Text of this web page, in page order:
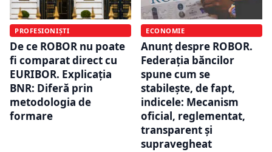
PROFESIONIȘTI
De ce ROBOR nu poate
fi comparat direct cu
EURIBOR. Explicația
BNR: Diferă prin
metodologia de
formare
ECONOMIE
Anunț despre ROBOR.
Federația băncilor
spune cum se
stabilește, de fapt,
indicele: Mecanism
oficial, reglementat,
transparent și
supravegheat